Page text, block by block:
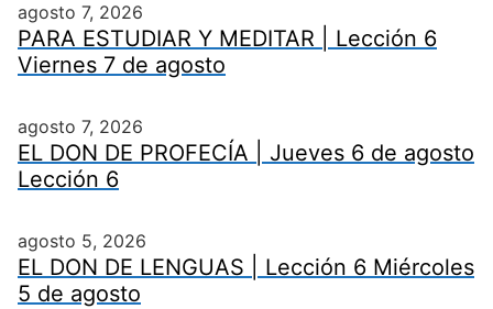
agosto 7, 2026
PARA ESTUDIAR Y MEDITAR | Lección 6
Viernes 7 de agosto
agosto 7, 2026
EL DON DE PROFECÍA | Jueves 6 de agosto
Lección 6
agosto 5, 2026
EL DON DE LENGUAS | Lección 6 Miércoles
5 de agosto